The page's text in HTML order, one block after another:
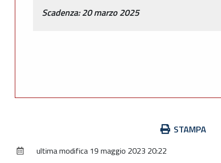
Scadenza: 20 marzo 2025
documento
STAMPA
ultima modifica 19 maggio 2023 20:22